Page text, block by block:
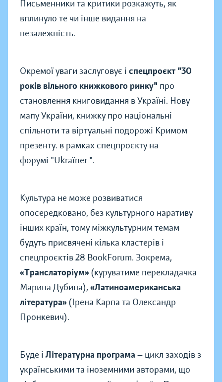
Письменники та критики розкажуть, як
вплинуло те чи інше видання на
незалежність.
Окремої уваги заслуговує і спецпроєкт "30
років вільного книжкового ринку" про
становлення книговидання в Україні. Нову
мапу України, книжку про національні
спільноти та віртуальні подорожі Кримом
презенту. в рамках спецпроєкту на
форумі "Ukraїner ".
Культура не може розвиватися
опосередковано, без культурного наративу
інших країн, тому міжкультурним темам
будуть присвячені кілька кластерів і
спецпроєктів 28 BookForum. Зокрема,
«Транслаторіум»(куруватиме перекладачка
Марина Дубина), «Латиноамериканська
література»(Ірена Карпа та Олександр
Пронкевич).
Буде і Літературна програма — цикл заходів з
українськими та іноземними авторами, що